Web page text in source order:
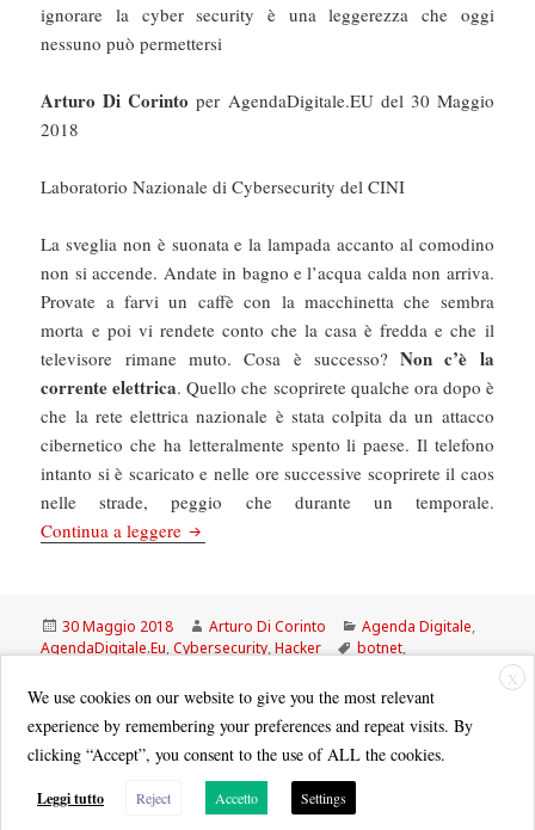
ignorare la cyber security è una leggerezza che oggi
nessuno può permettersi
Arturo Di Corinto per AgendaDigitale.EU del 30 Maggio
2018
Laboratorio Nazionale di Cybersecurity del CINI
La sveglia non è suonata e la lampada accanto al comodino
non si accende. Andate in bagno e l’acqua calda non arriva.
Provate a farvi un caffè con la macchinetta che sembra
morta e poi vi rendete conto che la casa è fredda e che il
televisore rimane muto. Cosa è successo?Non c’è la
corrente elettrica. Quello che scoprirete qualche ora dopo è
che la rete elettrica nazionale è stata colpita da un attacco
cibernetico che ha letteralmente spento li paese. Il telefono
intanto si è scaricato e nelle ore successive scoprirete il caos
nelle strade, peggio che durante un temporale.
Continua a leggere AgendaDigitale.Eu: Cyber armageddon,
Scritto
il
30 Maggio 2018 Autore
Arturo Di Corinto Categorie
Agenda Digitale,
AgendaDigitale.Eu,Cybersecurity,Hacker Tag
botnet,
X
We use cookies on our website to give you the most relevant
experience by remembering your preferences and repeat visits. By
clicking “Accept”, you consent to the use of ALL the cookies.
Leggi tutto Reject Accetto Settings